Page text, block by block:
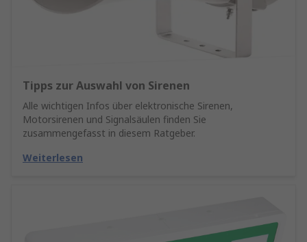
Tipps zur Auswahl von Sirenen
Alle wichtigen Infos über elektronische Sirenen,
Motorsirenen und Signalsäulen finden Sie
zusammengefasst in diesem Ratgeber.
Weiterlesen